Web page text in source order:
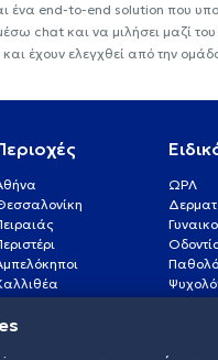
end-to-end solution που
chat και να μιλήσει μαζί
έχουν ελεγχθεί από την
ΩΡΛ